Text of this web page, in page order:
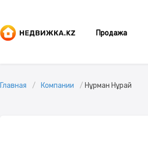
Продажа
Главная Компании Нұрман Нұрай